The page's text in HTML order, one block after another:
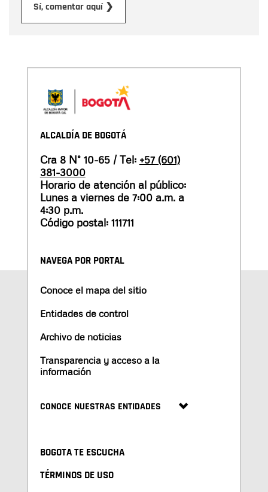
Sí, comentar aquí ❯
ALCALDÍA DE BOGOTÁ
Cra 8 N° 10-65 / Tel: +57 (601)
381-3000
Horario de atención al público:
Lunes a viernes de 7:00 a.m. a
4:30 p.m.
Código postal: 111711
NAVEGA POR PORTAL
Conoce el mapa del sitio
Entidades de control
Archivo de noticias
Transparencia y acceso a la
información
CONOCE NUESTRAS ENTIDADES
BOGOTA TE ESCUCHA
TÉRMINOS DE USO